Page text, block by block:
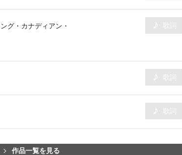
グ・カナディアン・
作品一覧を見る